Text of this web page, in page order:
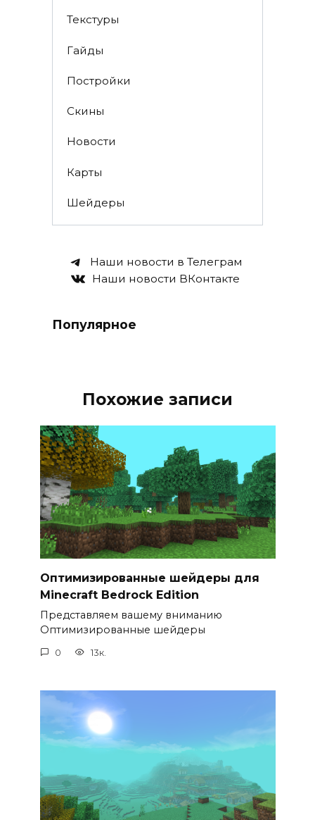
Текстуры
Гайды
Постройки
Скины
Новости
Карты
Шейдеры
Наши новости в Телеграм
Наши новости ВКонтакте
Популярное
Похожие записи
Оптимизированные шейдеры для
Minecraft Bedrock Edition
Представляем вашему вниманию
Оптимизированные шейдеры
0 13к.